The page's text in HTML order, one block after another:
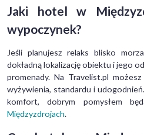
Jaki hotel w
wypoczynek?
Jeśli planujesz relaks blisko
dokładną lokalizację obiektu i jego
promenady. Na Travelist.pl
wyżywienia, standardu i
komfort, dobrym pomysłem
Międzyzdrojach.